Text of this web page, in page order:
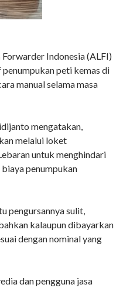
Indonesia (ALFI)
peti kemas di
manual selama masa
mengatakan,
melalui loket
untuk menghindari
penumpukan
pengursannya sulit,
kalaupun dibayarkan
dengan nominal yang
dan pengguna jasa